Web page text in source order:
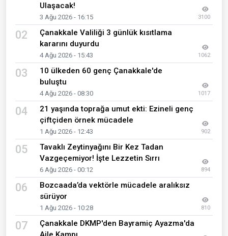
Ulaşacak!
3 Ağu 2026 - 16:15 3100
02
Çanakkale Valiliği 3 günlük kısıtlama
kararını duyurdu
4 Ağu 2026 - 15:43 1062
03
10 ülkeden 60 genç Çanakkale'de
buluştu
4 Ağu 2026 - 08:30 1017
04
21 yaşında toprağa umut ekti: Ezineli genç
çiftçiden örnek mücadele
1 Ağu 2026 - 12:43 902
05
Tavaklı Zeytinyağını Bir Kez Tadan
Vazgeçemiyor! İşte Lezzetin Sırrı
6 Ağu 2026 - 00:12 894
06
Bozcaada’da vektörle mücadele aralıksız
sürüyor
1 Ağu 2026 - 10:28 810
07
Çanakkale DKMP'den Bayramiç Ayazma'da